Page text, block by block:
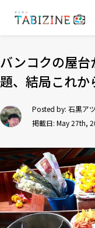
バンコクの屋
題、結局これか
Posted by: 石黒ア
掲載日: May 27th,